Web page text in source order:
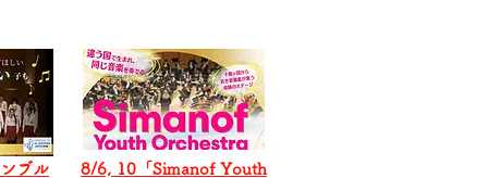
ブル
8/6, 10「Simanof Youth